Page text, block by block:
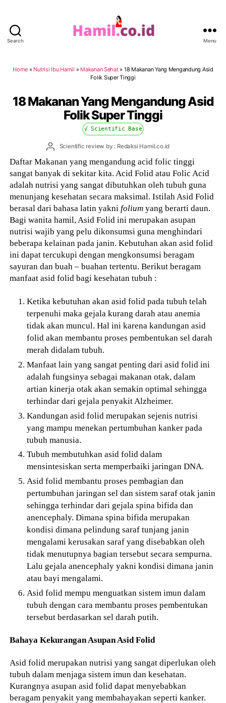
Search Menu
Home » Nutrisi Ibu Hamil » Makanan Sehat» 18 Makanan Yang Mengandung Asid
Folik Super Tinggi
18 Makanan Yang Mengandung Asid
Folik Super Tinggi
√ Scientific Base
PostScientific review by : Redaksi Hamil.co.id
Daftar Makanan yang mengandung acid folic tinggi
sangat banyak di sekitar kita. Acid Folid atau Folic Acid
adalah nutrisi yang sangat dibutuhkan oleh tubuh guna
menunjang kesehatan secara maksimal. Istilah Asid Folid
berasal dari bahasa latin yaknifolium yang berarti daun.
Bagi wanita hamil, Asid Folid ini merupakan asupan
nutrisi wajib yang pelu dikonsumsi guna menghindari
beberapa kelainan pada janin. Kebutuhan akan asid folid
ini dapat tercukupi dengan mengkonsumsi beragam
sayuran dan buah – buahan tertentu. Berikut beragam
manfaat asid folid bagi kesehatan tubuh :
Ketika kebutuhan akan asid folid pada tubuh telah
terpenuhi maka gejala kurang darah atau anemia
tidak akan muncul. Hal ini karena kandungan asid
folid akan membantu proses pembentukan sel darah
merah didalam tubuh.
Manfaat lain yang sangat penting dari asid folid ini
adalah fungsinya sebagai makanan otak, dalam
artian kinerja otak akan semakin optimal sehingga
terhindar dari gejala penyakit Alzheimer.
Kandungan asid folid merupakan sejenis nutrisi
yang mampu menekan pertumbuhan kanker pada
tubuh manusia.
Tubuh membutuhkan asid folid dalam
mensintesiskan serta memperbaiki jaringan DNA.
Asid folid membantu proses pembagian dan
pertumbuhan jaringan sel dan sistem saraf otak janin
sehingga terhindar dari gejala spina bifida dan
anencephaly. Dimana spina bifida merupakan
kondisi dimana pelindung saraf tunjang janin
mengalami kerusakan saraf yang disebabkan oleh
tidak menutupnya bagian tersebut secara sempurna.
Lalu gejala anencephaly yakni kondisi dimana janin
atau bayi mengalami.
Asid folid mempu menguatkan sistem imun dalam
tubuh dengan cara membantu proses pembentukan
tersebut berdasarkan sel darah putih.
Bahaya Kekurangan Asupan Asid Folid
Asid folid merupakan nutrisi yang sangat diperlukan oleh
tubuh dalam menjaga sistem imun dan kesehatan.
Kurangnya asupan asid folid dapat menyebabkan
beragam penyakit yang membahayakan seperti kanker.